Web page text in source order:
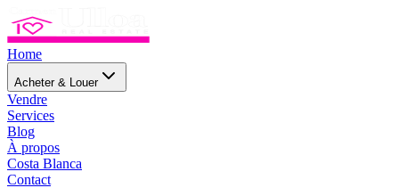
Home
Acheter & Louer
Vendre
Services
Blog
À propos
Costa Blanca
Contact